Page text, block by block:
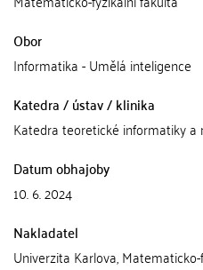
Obor
Informatika - Umělá inteligence
Katedra / ústav / klinika
Katedra teoretické informatiky
Datum obhajoby
10. 6. 2024
Nakladatel
Univerzita Karlova,